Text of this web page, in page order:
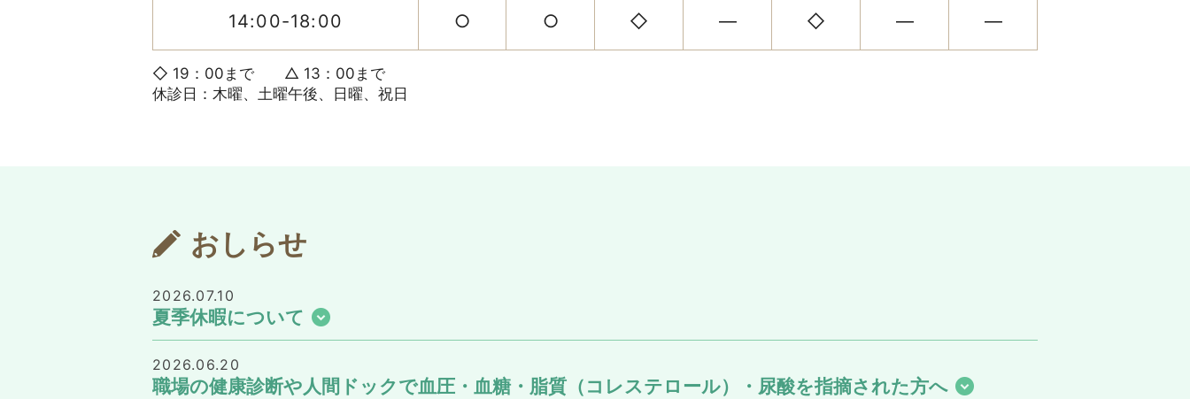
◇ 19：00まで △ 13：00まで
休診日：木曜、土曜午後、日曜、祝日
14:00-18:00 ○ ○ ◇ ― ◇ ― ―
おしらせ
2026.07.10
夏季休暇について
2026.06.20
職場の健康診断や人間ドックで血圧・血糖・脂質（コレステロール）・尿酸を指摘された方へ